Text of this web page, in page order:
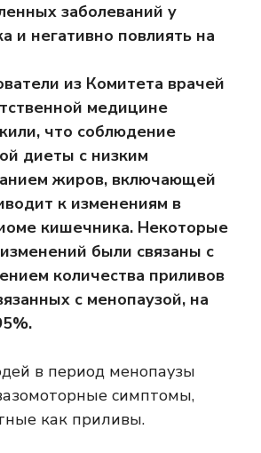
заболеваний у
и негативно повлиять на
из Комитета врачей
медицине
что соблюдение
диеты с низким
жиров, включающей
к изменениям в
кишечника. Некоторые
были связаны с
количества приливов
с менопаузой, на
в период менопаузы
симптомы,
как приливы.